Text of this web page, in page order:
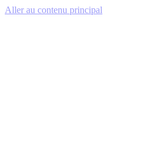
Aller au contenu principal